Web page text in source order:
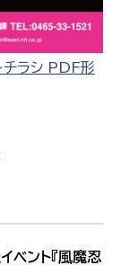
ラシ PDF形
ベント『風魔忍